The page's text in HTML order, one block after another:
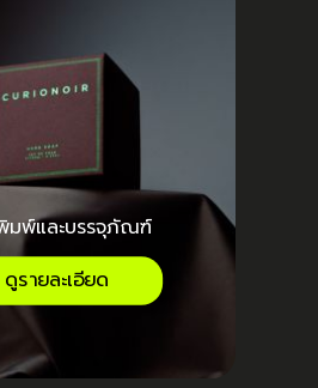
มพ์และบรรจุภัณฑ์
ดูรายละเอียด